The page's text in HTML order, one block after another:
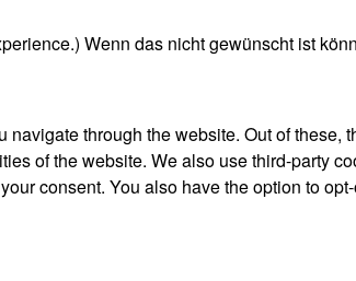
Wenn das nicht gewünscht ist
through the website. Out of
of the website. We also use third-party
consent. You also have the option to